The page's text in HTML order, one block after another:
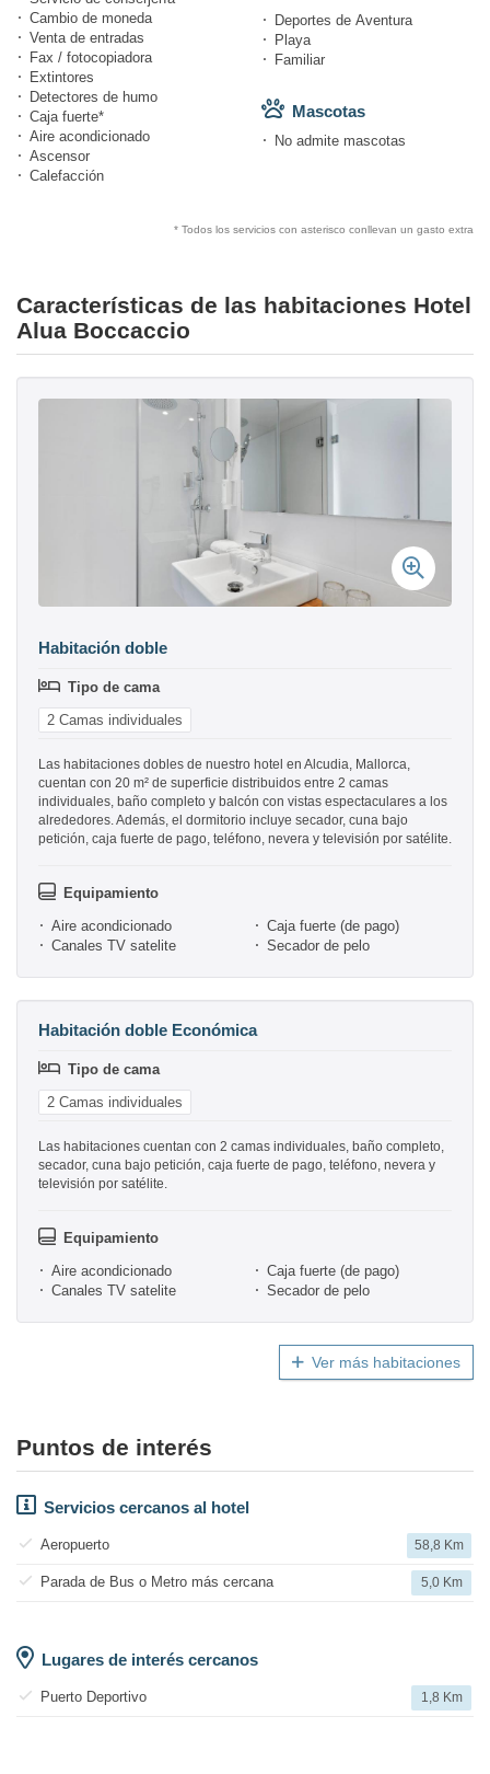
Cambio de moneda
Venta de entradas
Fax / fotocopiadora
Extintores
Detectores de humo
Caja fuerte*
Aire acondicionado
Ascensor
Calefacción
Deportes de Aventura
Playa
Familiar
Mascotas
No admite mascotas
* Todos los servicios con asterisco conllevan un gasto extra
Características de las habitaciones Hotel
Alua Boccaccio
Habitación doble
Tipo de cama
2 Camas individuales
Las habitaciones dobles de nuestro hotel en Alcudia, Mallorca,
cuentan con 20 m² de superficie distribuidos entre 2 camas
individuales, baño completo y balcón con vistas espectaculares a los
alrededores. Además, el dormitorio incluye secador, cuna bajo
petición, caja fuerte de pago, teléfono, nevera y televisión por satélite.
Equipamiento
Aire acondicionado
Caja fuerte (de pago)
Canales TV satelite
Secador de pelo
Habitación doble Económica
Tipo de cama
2 Camas individuales
Las habitaciones cuentan con 2 camas individuales, baño completo,
secador, cuna bajo petición, caja fuerte de pago, teléfono, nevera y
televisión por satélite.
Equipamiento
Aire acondicionado
Caja fuerte (de pago)
Canales TV satelite
Secador de pelo
Ver más habitaciones
Puntos de interés
Servicios cercanos al hotel
Aeropuerto 58,8 Km
Parada de Bus o Metro más cercana 5,0 Km
Lugares de interés cercanos
Puerto Deportivo 1,8 Km